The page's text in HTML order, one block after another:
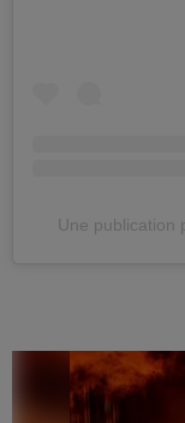
Une publication